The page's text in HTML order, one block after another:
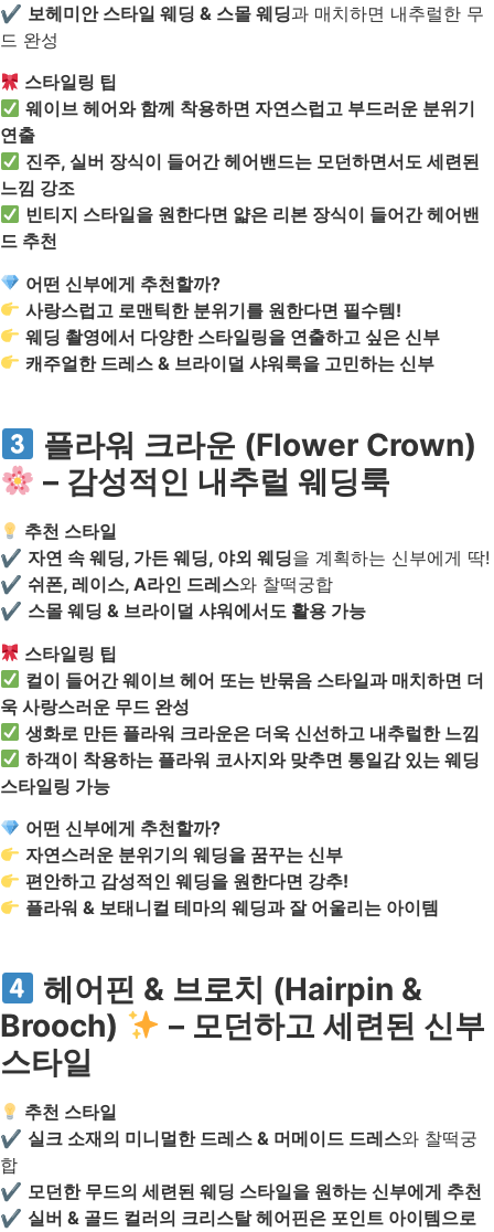
✔ 보헤미안 스타일 웨딩 & 스몰 웨딩과 매치하면 내추럴한 무
드 완성
스타일링 팁
웨이브 헤어와 함께 착용하면 자연스럽고 부드러운 분위기
연출
진주, 실버 장식이 들어간 헤어밴드는 모던하면서도 세련된
느낌 강조
빈티지 스타일을 원한다면 얇은 리본 장식이 들어간 헤어밴
드 추천
어떤 신부에게 추천할까?
사랑스럽고 로맨틱한 분위기를 원한다면 필수템!
웨딩 촬영에서 다양한 스타일링을 연출하고 싶은 신부
캐주얼한 드레스 & 브라이덜 샤워룩을 고민하는 신부
플라워 크라운 (Flower Crown)
– 감성적인 내추럴 웨딩룩
추천 스타일
✔ 자연 속 웨딩, 가든 웨딩, 야외 웨딩을 계획하는 신부에게 딱!
✔ 쉬폰, 레이스, A라인 드레스와 찰떡궁합
✔ 스몰 웨딩 & 브라이덜 샤워에서도 활용 가능
스타일링 팁
컬이 들어간 웨이브 헤어 또는 반묶음 스타일과 매치하면 더
욱 사랑스러운 무드 완성
생화로 만든 플라워 크라운은 더욱 신선하고 내추럴한 느낌
하객이 착용하는 플라워 코사지와 맞추면 통일감 있는 웨딩
스타일링 가능
어떤 신부에게 추천할까?
자연스러운 분위기의 웨딩을 꿈꾸는 신부
편안하고 감성적인 웨딩을 원한다면 강추!
플라워 & 보태니컬 테마의 웨딩과 잘 어울리는 아이템
헤어핀 & 브로치 (Hairpin &
Brooch)
– 모던하고 세련된 신부
스타일
추천 스타일
✔ 실크 소재의 미니멀한 드레스 & 머메이드 드레스와 찰떡궁
합
✔ 모던한 무드의 세련된 웨딩 스타일을 원하는 신부에게 추천
✔ 실버 & 골드 컬러의 크리스탈 헤어핀은 포인트 아이템으로